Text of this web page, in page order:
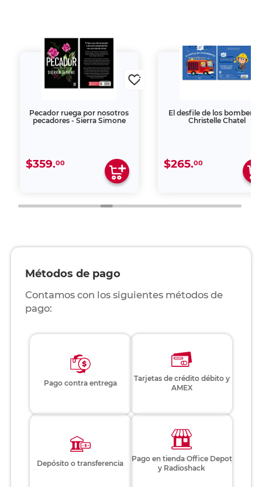
Pecador ruega por nosotros
pecadores - Sierra Simone
$359.00
El desfile de los
Christelle Chatel
$265.00
Métodos de pago
Contamos con los siguientes métodos de
pago:
Pago contra entrega
Tarjetas de crédito débito y
AMEX
Depósito o transferencia
Pago en tienda Office Depot
y Radioshack